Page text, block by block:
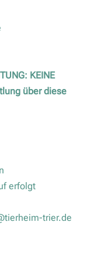
KEINE
über diese
erfolgt
trier.de